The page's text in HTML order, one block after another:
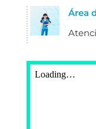
Área